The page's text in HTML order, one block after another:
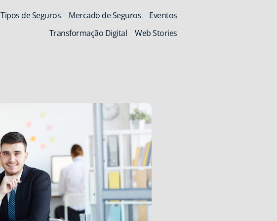
Tipos de Seguros Mercado de Seguros
Eventos
Transformação Digital
Web Stories